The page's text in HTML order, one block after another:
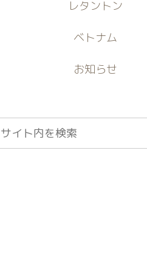
レタントン
ベトナム
お知らせ